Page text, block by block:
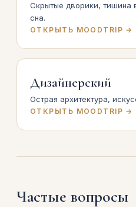
Скрытые дворики, тишина
сна.
ОТКРЫТЬ MOODTRIP →
Дизайнерский
Острая архитектура,
ОТКРЫТЬ MOODTRIP →
Частые вопросы